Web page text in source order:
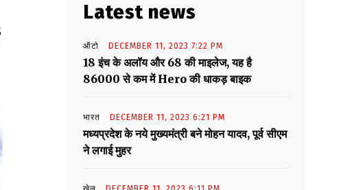
Latest news
ऑटो DECEMBER 11, 2023 7:22 PM
18 इंच के अलॉय और 68 की माइलेज, यह है
86000 से कम में Hero की धाकड़ बाइक
भारत DECEMBER 11, 2023 6:21 PM
मध्यप्रदेश के नये मुख्यमंत्री बने मोहन यादव, पूर्व सीएम
ने लगाई मुहर